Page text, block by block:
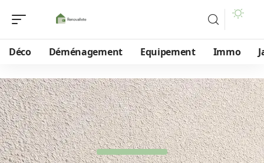
Déco Déménagement Equipement Immo